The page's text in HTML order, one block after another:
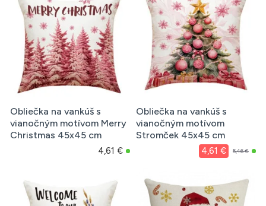
Obliečka na vankúš s
vianočným motívom Merry
Christmas 45x45 cm
4,61 €
Obliečka na vankúš s
vianočným motívom
Stromček 45x45 cm
4,61 € 5,46 €